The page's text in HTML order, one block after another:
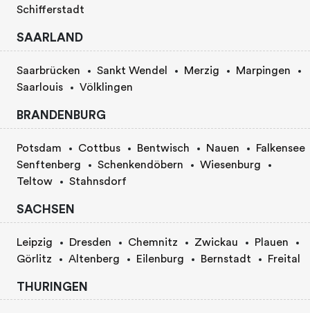
Schifferstadt
SAARLAND
Saarbrücken Sankt Wendel Merzig
Marpingen
Saarlouis
Völklingen
BRANDENBURG
Potsdam Cottbus Bentwisch Nauen
Falkensee
Senftenberg
Schenkendöbern
Wiesenburg
Teltow
Stahnsdorf
SACHSEN
Leipzig Dresden Chemnitz Zwickau
Plauen
Görlitz
Altenberg Eilenburg Bernstadt Freital
THURINGEN